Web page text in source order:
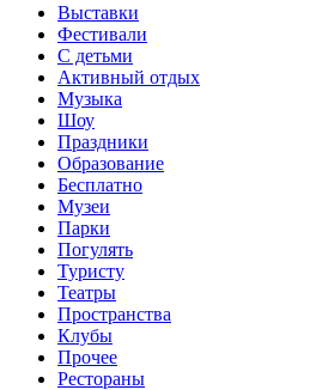
Выставки
Фестивали
С детьми
Активный отдых
Музыка
Шоу
Праздники
Образование
Бесплатно
Музеи
Парки
Погулять
Туристу
Театры
Пространства
Клубы
Прочее
Рестораны